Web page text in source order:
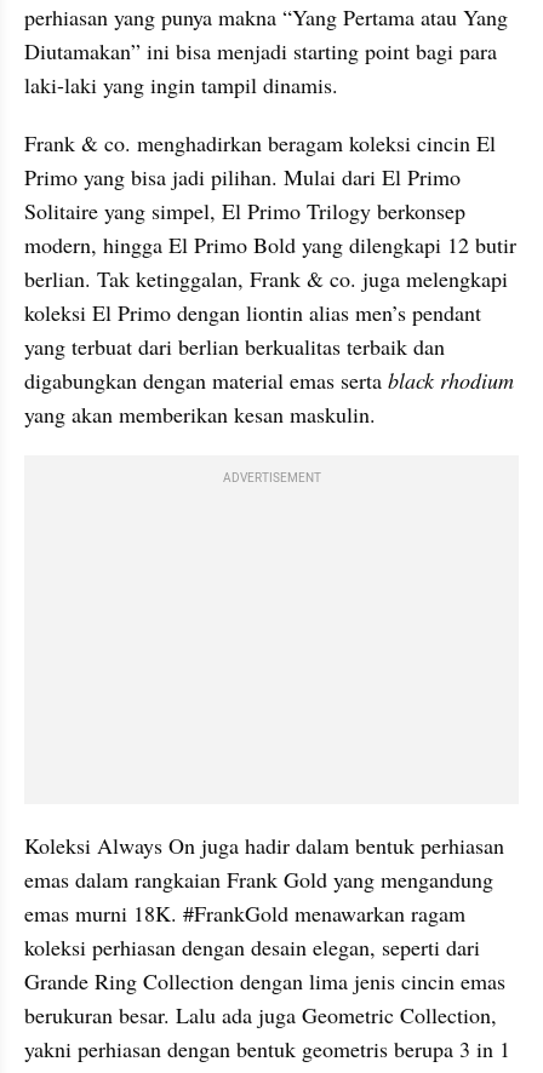
perhiasan yang punya makna “Yang Pertama atau Yang
Diutamakan” ini bisa menjadi starting point bagi para
laki-laki yang ingin tampil dinamis.
Frank & co. menghadirkan beragam koleksi cincin El
Primo yang bisa jadi pilihan. Mulai dari El Primo
Solitaire yang simpel, El Primo Trilogy berkonsep
modern, hingga El Primo Bold yang dilengkapi 12 butir
berlian. Tak ketinggalan, Frank & co. juga melengkapi
koleksi El Primo dengan liontin alias men’s pendant
yang terbuat dari berlian berkualitas terbaik dan
digabungkan dengan material emas serta
yang akan memberikan kesan maskulin.
ADVERTISEMENT
Koleksi Always On juga hadir dalam bentuk perhiasan
emas dalam rangkaian Frank Gold yang mengandung
emas murni 18K. #FrankGold menawarkan ragam
koleksi perhiasan dengan desain elegan, seperti dari
Grande Ring Collection dengan lima jenis cincin emas
berukuran besar. Lalu ada juga Geometric Collection,
yakni perhiasan dengan bentuk geometris berupa 3 in 1